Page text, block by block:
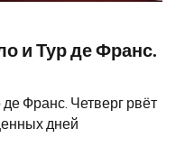
и Тур де Франс.
Франс. Четверг рвёт
дней